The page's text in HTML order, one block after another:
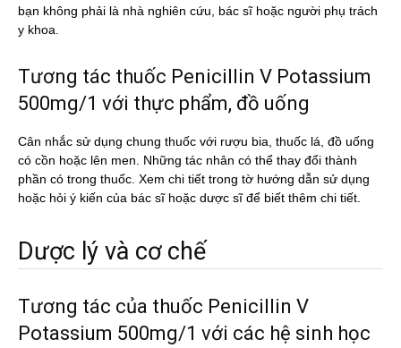
bạn không phải là nhà nghiên cứu, bác sĩ hoặc người phụ trách
y khoa.
Tương tác thuốc Penicillin V Potassium
500mg/1 với thực phẩm, đồ uống
Cân nhắc sử dụng chung thuốc với rượu bia, thuốc lá, đồ uống
có cồn hoặc lên men. Những tác nhân có thể thay đổi thành
phần có trong thuốc. Xem chi tiết trong tờ hướng dẫn sử dụng
hoặc hỏi ý kiến của bác sĩ hoặc dược sĩ để biết thêm chi tiết.
Dược lý và cơ chế
Tương tác của thuốc Penicillin V
Potassium 500mg/1 với các hệ sinh học